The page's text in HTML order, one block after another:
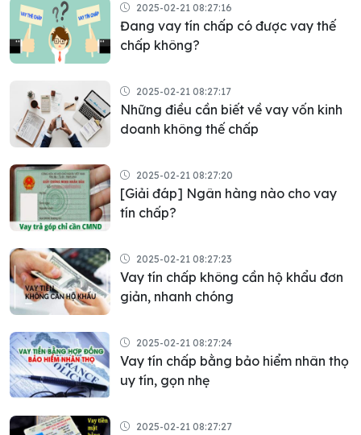
2025-02-21 08:27:16
Đang vay tín chấp có được vay thế
chấp không?
2025-02-21 08:27:17
Những điều cần biết về vay vốn kinh
doanh không thế chấp
2025-02-21 08:27:20
[Giải đáp] Ngân hàng nào cho vay
tín chấp?
2025-02-21 08:27:23
Vay tín chấp không cần hộ khẩu đơn
giản, nhanh chóng
2025-02-21 08:27:24
Vay tín chấp bằng bảo hiểm nhân thọ
uy tín, gọn nhẹ
2025-02-21 08:27:27